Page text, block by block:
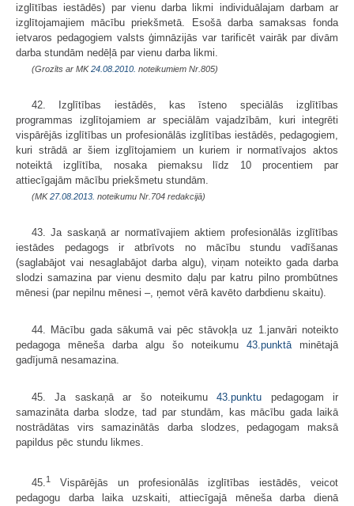
izglītības iestādēs) par vienu darba likmi individuālajam darbam ar
izglītojamajiem mācību priekšmetā. Esošā darba samaksas fonda
ietvaros pedagogiem valsts ģimnāzijās var tarificēt vairāk par divām
darba stundām nedēļā par vienu darba likmi.
(Grozīts ar MK24.08.2010. noteikumiem Nr.805)
42. Izglītības iestādēs, kas īsteno speciālās izglītības
programmas izglītojamiem ar speciālām vajadzībām, kuri integrēti
vispārējās izglītības un profesionālās izglītības iestādēs, pedagogiem,
kuri strādā ar šiem izglītojamiem un kuriem ir normatīvajos aktos
noteiktā izglītība, nosaka piemaksu līdz 10 procentiem par
attiecīgajām mācību priekšmetu stundām.
(MK27.08.2013. noteikumu Nr.704 redakcijā)
43. Ja saskaņā ar normatīvajiem aktiem profesionālās izglītības
iestādes pedagogs ir atbrīvots no mācību stundu vadīšanas
(saglabājot vai nesaglabājot darba algu), viņam noteikto gada darba
slodzi samazina par vienu desmito daļu par katru pilno prombūtnes
mēnesi (par nepilnu mēnesi –, ņemot vērā kavēto darbdienu skaitu).
44. Mācību gada sākumā vai pēc stāvokļa uz 1.janvāri noteikto
pedagoga mēneša darba algu šo noteikumu 43.punktā minētajā
gadījumā nesamazina.
45. Ja saskaņā ar šo noteikumu43.punktu pedagogam ir
samazināta darba slodze, tad par stundām, kas mācību gada laikā
nostrādātas virs samazinātās darba slodzes, pedagogam maksā
papildus pēc stundu likmes.
45.1
Vispārējās un profesionālās izglītības iestādēs, veicot
pedagogu darba laika uzskaiti, attiecīgajā mēneša darba dienā